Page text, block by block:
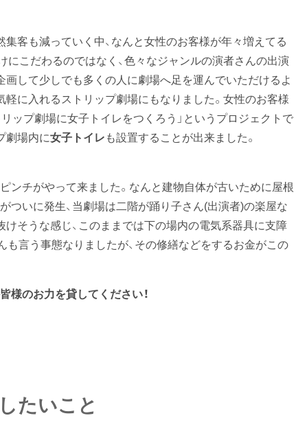
客も減っていく中、なんと女性のお客様が年々増えてる
こだわるのではなく、色々なジャンルの演者さんの出演
画して少しでも多くの人に劇場へ足を運んでいただけるよ
軽に入れるストリップ劇場にもなりました。女性のお客様
ップ劇場に女子トイレをつくろう」というプロジェクトで
劇場内に女子トイレも設置することが出来ました。
ンチがやって来ました。なんと建物自体が古いために屋根
ついに発生、当劇場は二階が踊り子さん(出演者)の楽屋な
そうな感じ、このままでは下の場内の電気系器具に支障
も言う事態なりましたが、その修繕などをするお金がこの
様のお力を貸してください！
たいこと